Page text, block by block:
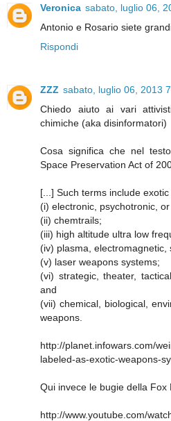
Veronica sabato, luglio 06,
Antonio e Rosario siete
Rispondi
ZZZ sabato, luglio 06, 2013
Chiedo aiuto ai vari
chimiche (aka disinformatori)
Cosa significa che nel
Space Preservation Act of
[...] Such terms include
(i) electronic, psychotronic,
(ii) chemtrails;
(iii) high altitude ultra low
(iv) plasma, electromagnetic,
(v) laser weapons systems;
(vi) strategic, theater,
and
(vii) chemical, biological,
weapons.
http://planet.infowars.com/
labeled-as-exotic-weapons-
Qui invece le bugie della Fox
http://www.youtube.com/